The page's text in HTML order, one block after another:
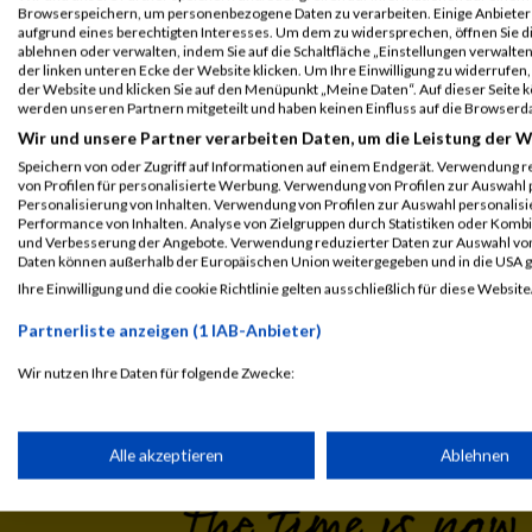
GPos = Geschlechter Position, KPos = Kategorie Position, TPos
Disqualifiziert
Laufsport Anmeldung
Browserspeichern, um personenbezogene Daten zu verarbeiten. Einige
aufgrund eines berechtigten Interesses. Um dem zu widersprechen, öffnen Sie
ablehnen oder verwalten, indem Sie auf die Schaltfläche „Einstellungen
der linken unteren Ecke der Website klicken. Um Ihre Einwilligung zu
der Website und klicken Sie auf den Menüpunkt „Meine Daten“. Auf dieser
werden unseren Partnern mitgeteilt und haben keinen Einfluss auf die
Wir und unsere Partner verarbeiten Daten, um die Leistung der
Speichern von oder Zugriff auf Informationen auf einem Endgerät. Verwendung
von Profilen für personalisierte Werbung. Verwendung von Profilen zur
Personalisierung von Inhalten. Verwendung von Profilen zur Auswahl
Performance von Inhalten. Analyse von Zielgruppen durch Statistiken oder
und Verbesserung der Angebote. Verwendung reduzierter Daten zur Auswahl
Daten können außerhalb der Europäischen Union weitergegeben und in die USA
Ihre Einwilligung und die cookie Richtlinie gelten ausschließlich für diese
Partnerliste anzeigen (1 IAB-Anbieter)
Wir nutzen Ihre Daten für folgende Zwecke:
Speichern von oder Zugriff auf Informationen auf einem
Verwendung reduzierter Daten zur Auswahl von
Alle akzeptieren Ablehnen